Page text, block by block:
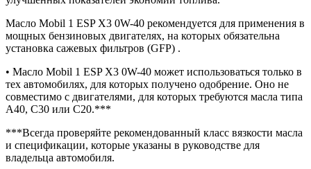
Масло Mobil 1 ESP X3 0W-40 рекомендуется для применения в
мощных бензиновых двигателях, на которых обязательна
установка сажевых фильтров (GFP) .
• Масло Mobil 1 ESP X3 0W-40 может использоваться только в
тех автомобилях, для которых получено одобрение. Оно не
совместимо с двигателями, для которых требуются масла типа
A40, C30 или C20.***
***Всегда проверяйте рекомендованный класс вязкости масла
и спецификации, которые указаны в руководстве для
владельца автомобиля.